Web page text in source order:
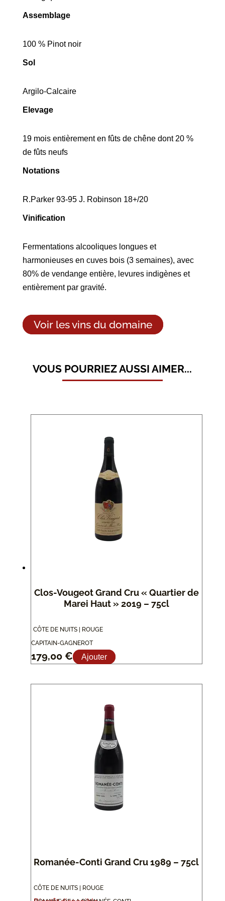
Assemblage
100 % Pinot noir
Sol
Argilo-Calcaire
Elevage
19 mois entièrement en fûts de chêne dont 20 %
de fûts neufs
Notations
R.Parker 93-95 J. Robinson 18+/20
Vinification
Fermentations alcooliques longues et
harmonieuses en cuves bois (3 semaines), avec
80% de vendange entière, levures indigènes et
entièrement par gravité.
Voir les vins du domaine
VOUS POURRIEZ AUSSI AIMER...
Clos-Vougeot Grand Cru « Quartier de
Marei Haut » 2019 – 75cl
CÔTE DE NUITS | ROUGE
CAPITAIN-GAGNEROT
179,00 € Ajouter
Romanée-Conti Grand Cru 1989 – 75cl
CÔTE DE NUITS | ROUGE